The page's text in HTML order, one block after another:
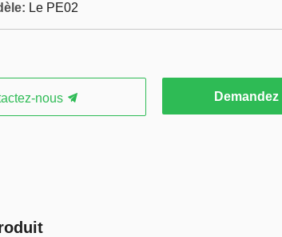
Le PE02
nous